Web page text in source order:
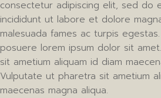
consectetur adipiscing elit, sed do
incididunt ut labore et dolore
malesuada fames ac turpis
posuere lorem ipsum dolor sit
sit ametium aliquam id diam
Vulputate ut pharetra sit ametium
maecenas magna aliqua.